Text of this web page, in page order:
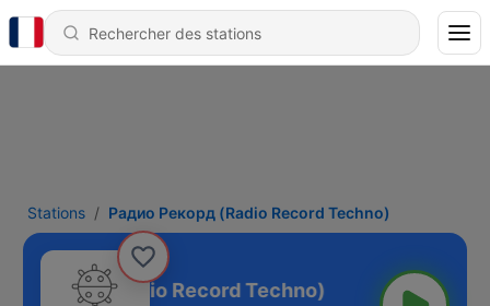
Stations Радио Рекорд (Radio Record Techno)
Рекорд (Radio Record Techno)